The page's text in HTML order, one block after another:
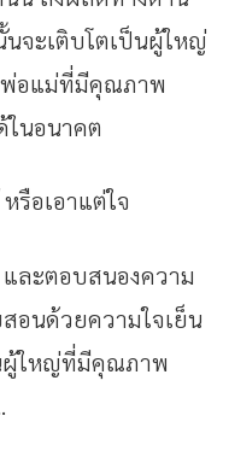
จะเติบโตเป็นผู้ใหญ่
พ่อแม่ที่มีคุณภาพ
ในอนาคต
รือเอาแต่ใจ
ละตอบสนองความ
อนด้วยความใจเย็น
ผู้ใหญ่ที่มีคุณภาพ